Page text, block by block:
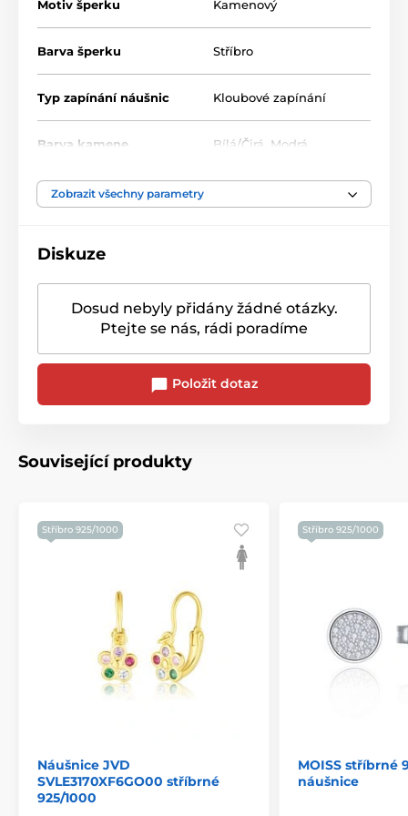
Motiv šperku Kamenový
Barva šperku Stříbro
Typ zapínání náušnic Kloubové zapínání
Barva kamene Bílá/Čirá Modrá
Zobrazit všechny parametry
Diskuze
Dosud nebyly přidány žádné otázky.
Ptejte se nás, rádi poradíme
Položit dotaz
Související produkty
Stříbro 925/1000
Náušnice JVD
SVLE3170XF6GO00 stříbrné
925/1000
Stříbro 925/1000
MOISS stříbrné
náušnice